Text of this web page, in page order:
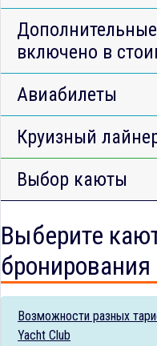
включено в
Авиабилеты
Круизный
Выбор каюты
Выберите
бронирования
Возможности разных
Yacht Club